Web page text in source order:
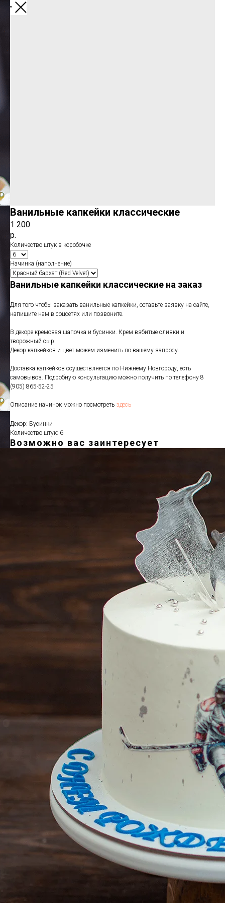
Меню
Ванильные капкейки классические
1 200
р.
Количество штук в коробочке
Начинка (наполнение)
Ванильные капкейки классические на заказ
Для того чтобы заказать ванильные капкейки, оставьте заявку на сайте,
напишите нам в соцсетях или позвоните.
В декоре кремовая шапочка и бусинки. Крем взбитые сливки и
творожный сыр.
Декор капкейков и цвет можем изменить по вашему запросу.
Доставка капкейков осуществляется по Нижнему Новгороду, есть
самовывоз. Подробную консультацию можно получить по телефону 8
(905) 865-52-25
Описание начинок можно посмотреть здесь
Декор: Бусинки
Количество штук: 6
Возможно вас заинтересует